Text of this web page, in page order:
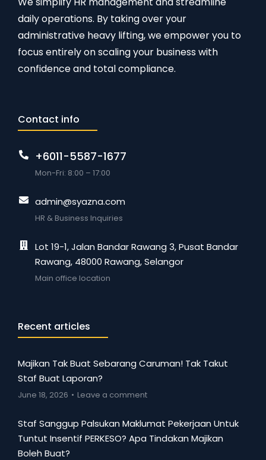
daily operations. By taking over your
administrative heavy lifting, we empower you to
focus entirely on scaling your business with
confidence and total compliance.
Contact info
+6011-5587-1677
Mon-Fri: 8:00 – 17:00
admin@syazna.com
HR & Business Inquiries
Lot 19-1, Jalan Bandar Rawang 3, Pusat Bandar
Rawang, 48000 Rawang, Selangor
Main office location
Recent articles
Majikan Tak Buat Sebarang Caruman! Tak Takut
Staf Buat Laporan?
June 18, 2026 Leave a comment
Staf Sanggup Palsukan Maklumat Pekerjaan Untuk
Tuntut Insentif PERKESO? Apa Tindakan Majikan
Boleh Buat?